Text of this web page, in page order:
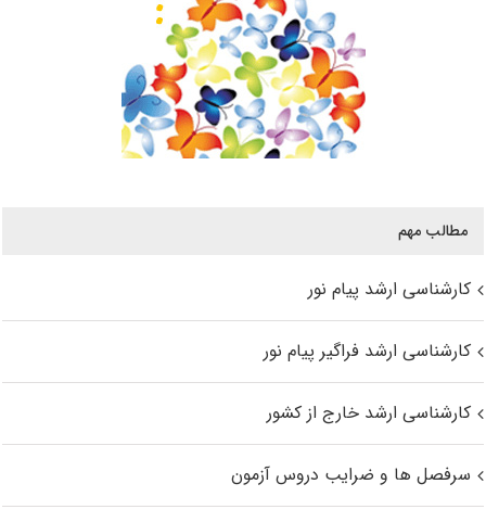
مطالب مهم
کارشناسی ارشد پیام نور
کارشناسی ارشد فراگیر پیام نور
کارشناسی ارشد خارج از کشور
سرفصل ها و ضرایب دروس آزمون